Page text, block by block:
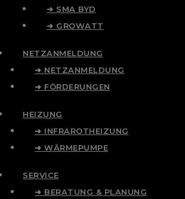
➜ SMA BYD
➜ GROWATT
NETZANMELDUNG
➜ NETZANMELDUNG
➜ FÖRDERUNGEN
HEIZUNG
➜ INFRAROTHEIZUNG
➜ WÄRMEPUMPE
SERVICE
➜ BERATUNG & PLANUNG